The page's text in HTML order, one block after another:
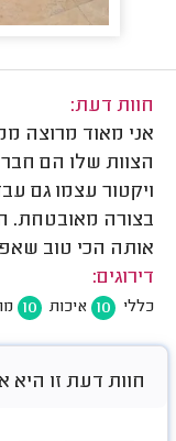
חוות דעת:
אני מאוד מרוצה
הצוות שלו הם
ויקטור עצמו גם
בצורה מאובטחת.
אותה הכי טוב
דירוגים:
כללי 10 איכות 10
חוות דעת זו היא אחת